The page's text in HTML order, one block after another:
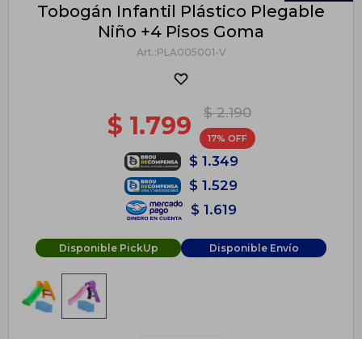
Tobogán Infantil Plástico Plegable
Niño +4 Pisos Goma
PLA005001-V
$ 2.190
$ 1.799 17
$ 1.349
$ 1.529
$ 1.619
Disponible PickUp Disponible Envío